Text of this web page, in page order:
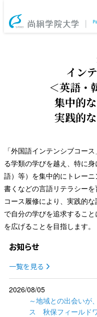
イン
＜英語・
集中的
実践的
「外国語インテンシブコー
る学類の学びを越え、特に
語）等）を集中的にトレー
書くなどの言語リテラシーを
コース履修により、実践的
で自分の学びを追求するこ
を広げることを目指します。
お知らせ
一覧を見る
2026/08/05
～地域との出会いが
ス 秋保フィールド